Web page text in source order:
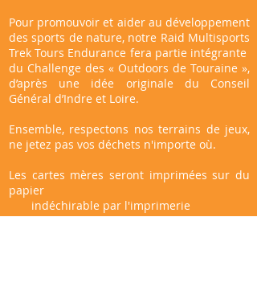
Pour promouvoir et aider au développement
des sports de nature, notre Raid Multisports
Trek Tours Endurance fera partie intégrante
du Challenge des « Outdoors de Touraine »,
d’après une idée originale du Conseil
Général d’Indre et Loire.
Ensemble, respectons nos terrains de jeux,
ne jetez pas vos déchets n'importe où.
Les cartes mères seront imprimées sur du
papier
indéchirable par l'imprimerie
Gambetta de Chateau la vallière. Une